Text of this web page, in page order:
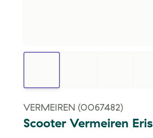
VERMEIREN (0067482)
Scooter Vermeiren Eris